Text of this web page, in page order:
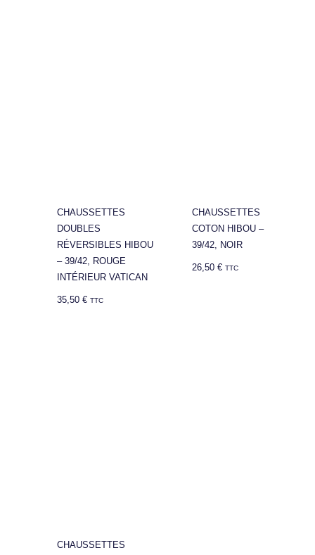
CHAUSSETTES
DOUBLES
RÉVERSIBLES HIBOU
– 39/42, ROUGE
INTÉRIEUR VATICAN
35,50€ TTC
CHAUSSETTES
COTON HIBOU –
39/42, NOIR
26,50€ TTC
CHAUSSETTES